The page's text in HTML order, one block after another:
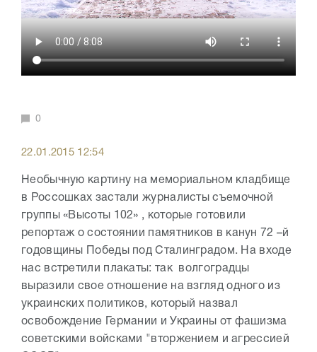
0
22.01.2015 12:54
Необычную картину на мемориальном кладбище
в Россошках застали журналисты съемочной
группы «Высоты 102» , которые готовили
репортаж о состоянии памятников в канун 72 –й
годовщины Победы под Сталинградом. На входе
нас встретили плакаты: так волгоградцы
выразили свое отношение на взгляд одного из
украинских политиков, который назвал
освобождение Германии и Украины от фашизма
советскими войсками "вторжением и агрессией